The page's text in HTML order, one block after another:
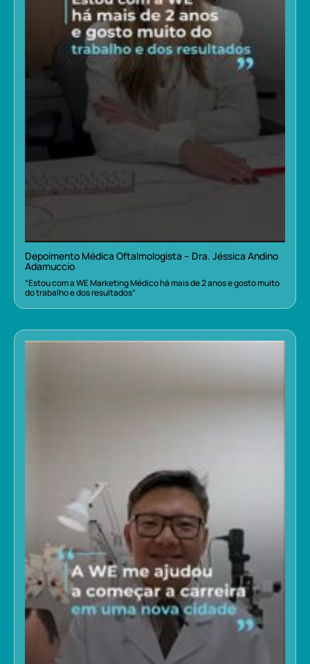
Depoimento Médica Oftalmologista – Dra. Jéssica Andino
Adamuccio
“Estou com a WE Marketing Médico há mais de 2 anos e gosto muito
do trabalho e dos resultados”